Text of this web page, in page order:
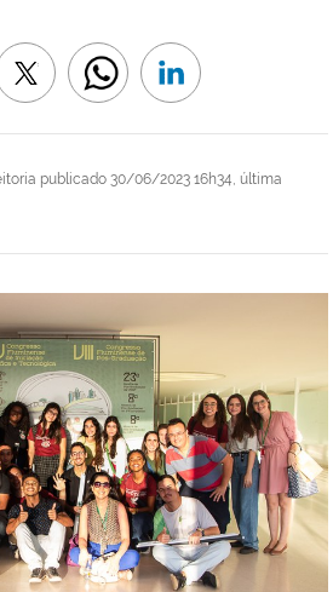
publicado 30/06/2023 16h34, última